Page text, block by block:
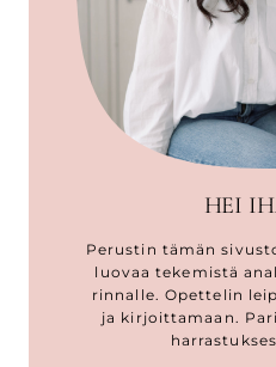
HEI
Perustin tämän
luovaa tekemistä
rinnalle. Opettelin
ja kirjoittamaan.